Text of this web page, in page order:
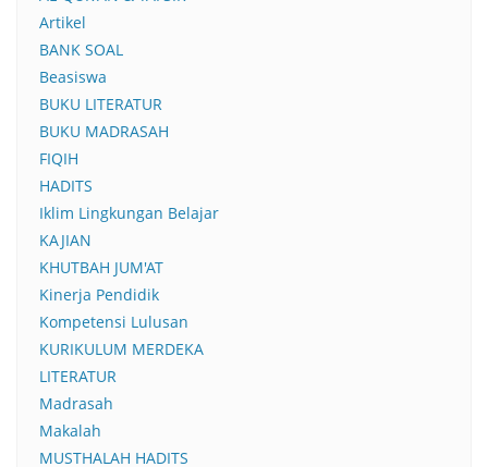
Artikel
BANK SOAL
Beasiswa
BUKU LITERATUR
BUKU MADRASAH
FIQIH
HADITS
Iklim Lingkungan Belajar
KAJIAN
KHUTBAH JUM'AT
Kinerja Pendidik
Kompetensi Lulusan
KURIKULUM MERDEKA
LITERATUR
Madrasah
Makalah
MUSTHALAH HADITS